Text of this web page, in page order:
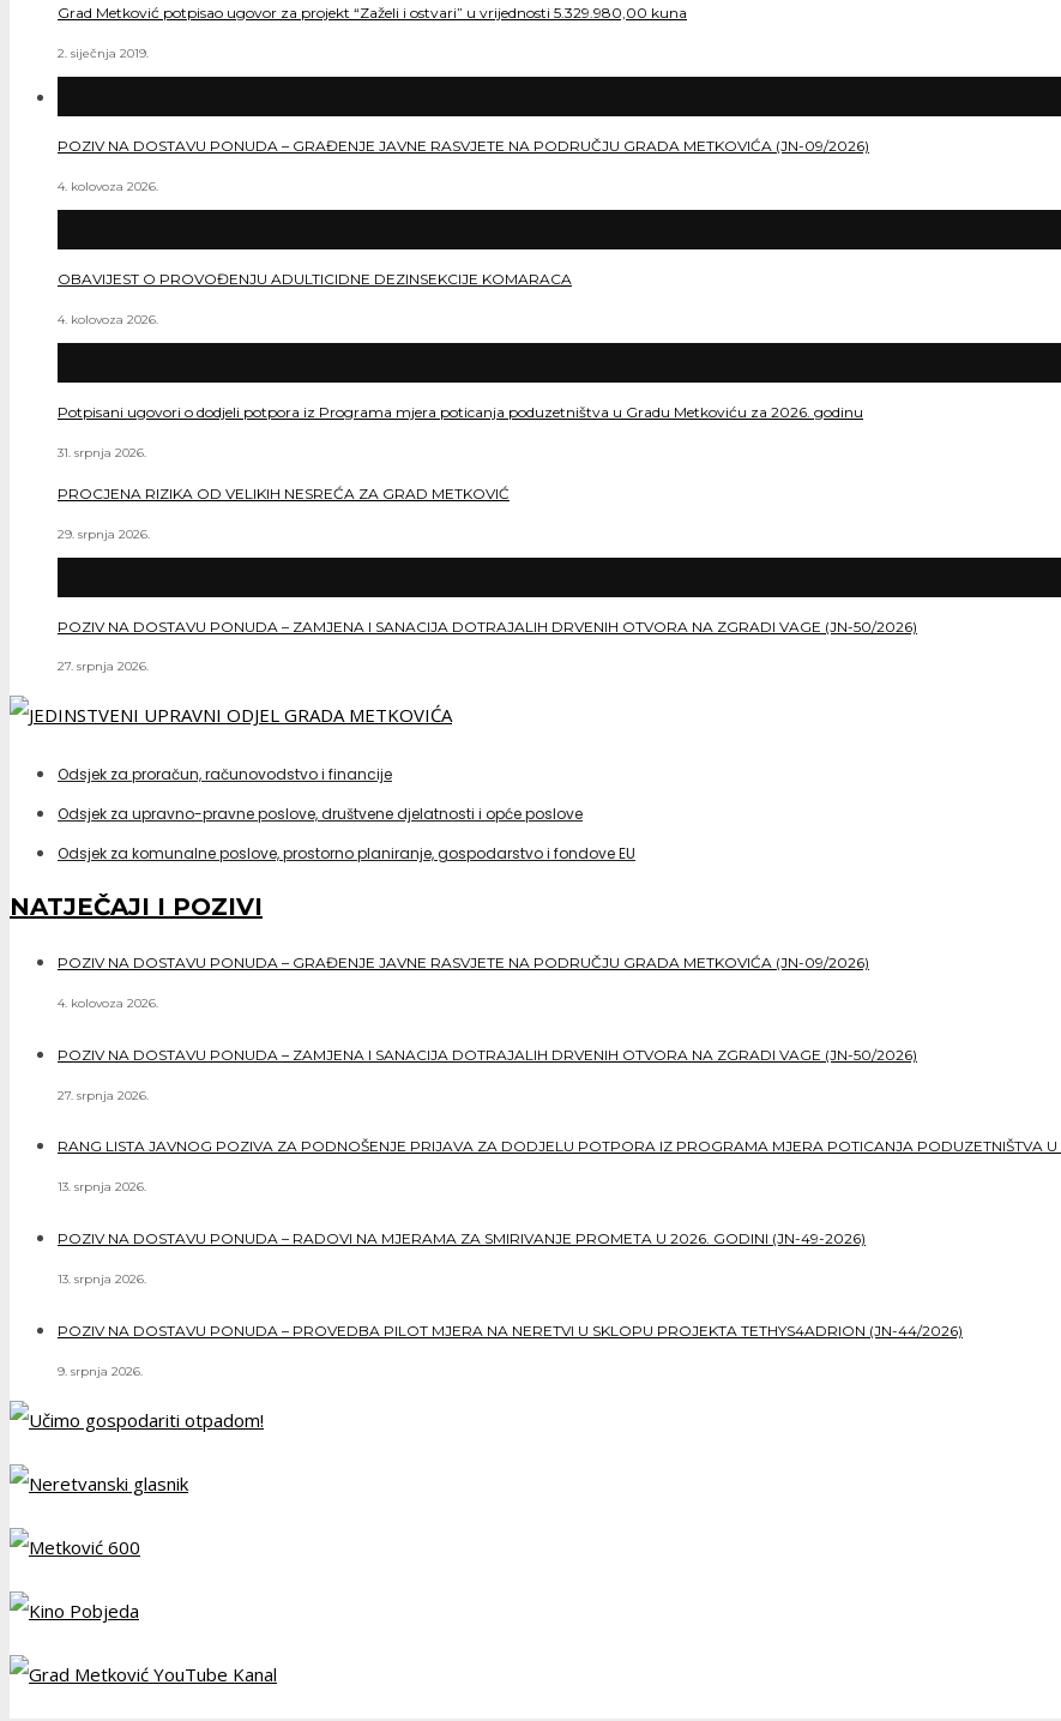
Grad Metković potpisao ugovor za projekt “Zaželi i ostvari” u vrijednosti 5.329.980,00 kuna
2. siječnja 2019.
POZIV NA DOSTAVU PONUDA – GRAĐENJE JAVNE RASVJETE NA PODRUČJU GRADA METKOVIĆA (JN-09/2026)
4. kolovoza 2026.
OBAVIJEST O PROVOĐENJU ADULTICIDNE DEZINSEKCIJE KOMARACA
4. kolovoza 2026.
Potpisani ugovori o dodjeli potpora iz Programa mjera poticanja poduzetništva u Gradu Metkoviću za 2026. godinu
31. srpnja 2026.
PROCJENA RIZIKA OD VELIKIH NESREĆA ZA GRAD METKOVIĆ
29. srpnja 2026.
POZIV NA DOSTAVU PONUDA – ZAMJENA I SANACIJA DOTRAJALIH DRVENIH OTVORA NA ZGRADI VAGE (JN-50/2026)
27. srpnja 2026.
Odsjek za proračun, računovodstvo i financije
Odsjek za upravno-pravne poslove, društvene djelatnosti i opće poslove
Odsjek za komunalne poslove, prostorno planiranje, gospodarstvo i fondove EU
NATJEČAJI I POZIVI
POZIV NA DOSTAVU PONUDA – GRAĐENJE JAVNE RASVJETE NA PODRUČJU GRADA METKOVIĆA (JN-09/2026)
4. kolovoza 2026.
POZIV NA DOSTAVU PONUDA – ZAMJENA I SANACIJA DOTRAJALIH DRVENIH OTVORA NA ZGRADI VAGE (JN-50/2026)
27. srpnja 2026.
RANG LISTA JAVNOG POZIVA ZA PODNOŠENJE PRIJAVA ZA DODJELU POTPORA IZ PROGRAMA MJERA POTICANJA PODUZETNIŠTVA
13. srpnja 2026.
POZIV NA DOSTAVU PONUDA – RADOVI NA MJERAMA ZA SMIRIVANJE PROMETA U 2026. GODINI (JN-49-2026)
13. srpnja 2026.
POZIV NA DOSTAVU PONUDA – PROVEDBA PILOT MJERA NA NERETVI U SKLOPU PROJEKTA TETHYS4ADRION (JN-44/2026)
9. srpnja 2026.